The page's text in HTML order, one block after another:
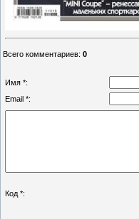
Всего комментариев: 0
Имя *:
Email *:
Код *: